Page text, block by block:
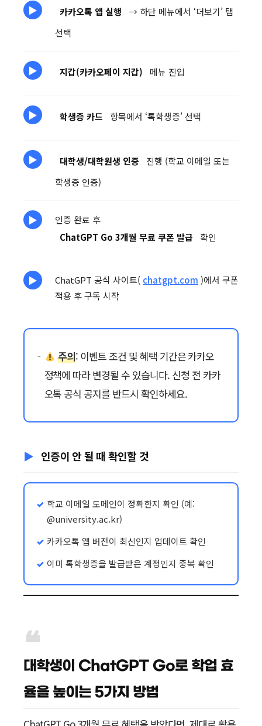
카카오톡 앱 실행
→ 하단 메뉴에서 ‘더보기’ 탭
선택
지갑(카카오페이 지갑) 메뉴 진입
학생증 카드 항목에서 ‘톡학생증’ 선택
대학생/대학원생 인증
진행 (학교 이메일 또는
학생증 인증)
인증 완료 후
ChatGPT Go 3개월 무료 쿠폰 발급
확인
ChatGPT 공식 사이트( chatgpt.com )에서 쿠폰
적용 후 구독 시작
주의: 이벤트 조건 및 혜택 기간은 카카오
정책에 따라 변경될 수 있습니다. 신청 전 카카
오톡 공식 공지를 반드시 확인하세요.
인증이 안 될 때 확인할 것
학교 이메일 도메인이 정확한지 확인 (예:
@university.ac.kr)
카카오톡 앱 버전이 최신인지 업데이트 확인
이미 톡학생증을 발급받은 계정인지 중복 확인
대학생이 ChatGPT Go로 학업 효
율을 높이는 5가지 방법